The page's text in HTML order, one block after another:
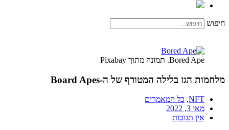
חיפוש
Bored Ape. תמונה מתוך Pixabay
מלחמות הגז בלילה המטורף של ה-Board Apes
NFT
, כל המאמרים
מאי 3, 2022
אין תגובות